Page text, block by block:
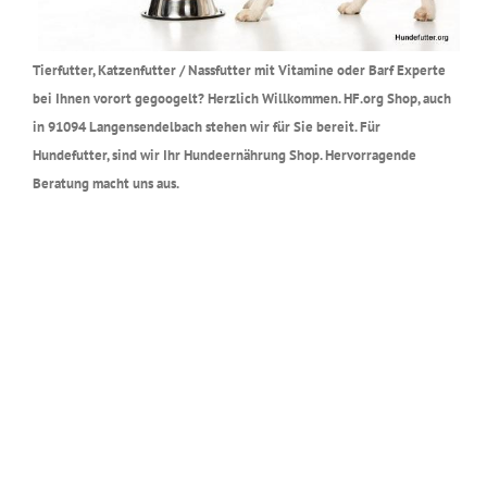
Tierfutter, Katzenfutter / Nassfutter mit Vitamine oder Barf Experte
bei Ihnen vorort gegoogelt? Herzlich Willkommen. HF.org Shop, auch
in 91094 Langensendelbach stehen wir für Sie bereit. Für
Hundefutter, sind wir Ihr Hundeernährung Shop. Hervorragende
Beratung macht uns aus.